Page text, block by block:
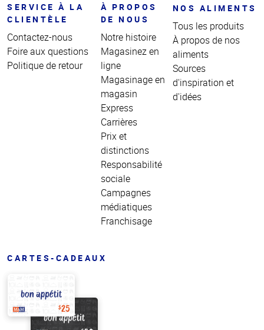
SERVICE À LA
CLIENTÈLE
Contactez-nous
Foire aux questions
Politique de retour
À PROPOS
DE NOUS
Notre histoire
Magasinez en
ligne
Magasinage en
magasin
Express
Carrières
Prix et
distinctions
Responsabilité
sociale
Campagnes
médiatiques
Franchisage
NOS ALIMENTS
Tous les produits
À propos de nos
aliments
Sources
d'inspiration et
d'idées
CARTES-CADEAUX